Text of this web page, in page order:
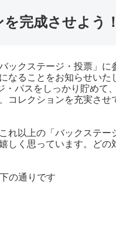
完成させよう！
ックステージ・投票」に
なることをお知らせいた
パスをしっかり貯めて
コレクションを充実させ
れ以上の「バックステー
しく思っています。どの
の通りです